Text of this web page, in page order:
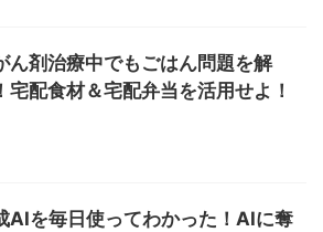
ん剤治療中でもごはん問題を解
宅配食材＆宅配弁当を活用せよ！
AIを毎日使ってわかった！AIに奪